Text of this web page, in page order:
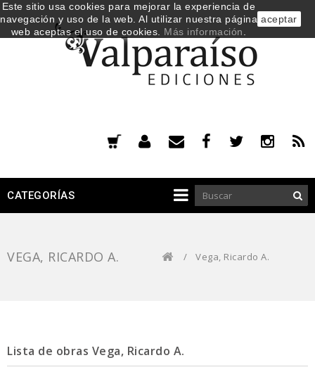
CATEGORÍAS
VEGA, RICARDO A. / Vega, Ricardo A.
Lista de obras Vega, Ricardo A.
Este sitio usa cookies para mejorar la experiencia de
navegación y uso de la web. Al utilizar nuestra página
web aceptas el uso de cookies. Más información
aceptar